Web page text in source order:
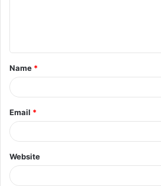
t
*
Name *
Email *
Website